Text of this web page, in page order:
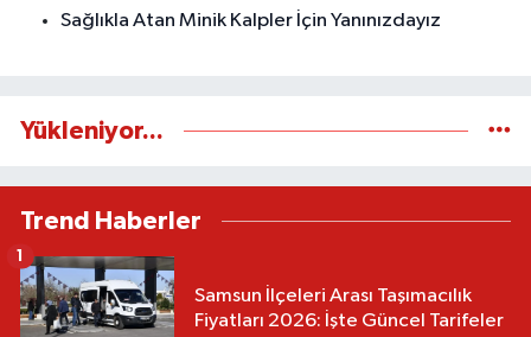
Sağlıkla Atan Minik Kalpler İçin Yanınızdayız
Yükleniyor...
Trend Haberler
Samsun İlçeleri Arası Taşımacılık
Fiyatları 2026: İşte Güncel Tarifeler
1